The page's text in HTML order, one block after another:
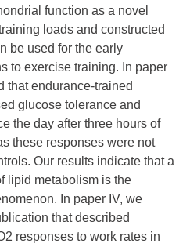
function as a novel
loads and constructed
be used for the early
to exercise training. In paper
that endurance-trained
glucose tolerance and
the day after three hours of
these responses were not
Our results indicate that a
lipid metabolism is the
In paper IV, we
that described
responses to work rates in